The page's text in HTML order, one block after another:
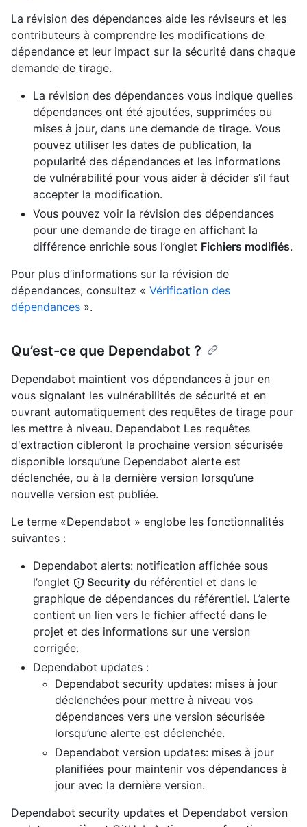
La révision des dépendances aide les réviseurs et les
contributeurs à comprendre les modifications de
dépendance et leur impact sur la sécurité dans chaque
demande de tirage.
La révision des dépendances vous indique quelles
dépendances ont été ajoutées, supprimées ou
mises à jour, dans une demande de tirage. Vous
pouvez utiliser les dates de publication, la
popularité des dépendances et les informations
de vulnérabilité pour vous aider à décider s’il faut
accepter la modification.
Vous pouvez voir la révision des dépendances
pour une demande de tirage en affichant la
différence enrichie sous l’onglet Fichiers modifiés.
Pour plus d’informations sur la révision de
dépendances, consultez « Vérification des
dépendances ».
Qu’est-ce que Dependabot ?
Dependabot maintient vos dépendances à jour en
vous signalant les vulnérabilités de sécurité et en
ouvrant automatiquement des requêtes de tirage pour
les mettre à niveau. Dependabot Les requêtes
d'extraction cibleront la prochaine version sécurisée
disponible lorsqu’une Dependabot alerte est
déclenchée, ou à la dernière version lorsqu’une
nouvelle version est publiée.
Le terme «Dependabot » englobe les fonctionnalités
suivantes :
Dependabot alerts: notification affichée sous
l’onglet
Security du référentiel et dans le
graphique de dépendances du référentiel. L’alerte
contient un lien vers le fichier affecté dans le
projet et des informations sur une version
corrigée.
Dependabot updates :
Dependabot security updates: mises à jour
déclenchées pour mettre à niveau vos
dépendances vers une version sécurisée
lorsqu’une alerte est déclenchée.
Dependabot version updates: mises à jour
planifiées pour maintenir vos dépendances à
jour avec la dernière version.
Dependabot security updates et Dependabot version